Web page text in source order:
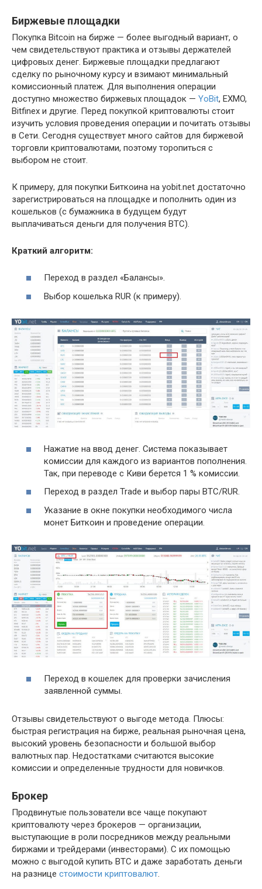
Биржевые площадки
Покупка Bitcoin на бирже — более выгодный вариант, о
чем свидетельствуют практика и отзывы держателей
цифровых денег. Биржевые площадки предлагают
сделку по рыночному курсу и взимают минимальный
комиссионный платеж. Для выполнения операции
доступно множество биржевых площадок — YoBit, EXMO,
Bitfinex и другие. Перед покупкой криптовалюты стоит
изучить условия проведения операции и почитать отзывы
в Сети. Сегодня существует много сайтов для биржевой
торговли криптовалютами, поэтому торопиться с
выбором не стоит.
К примеру, для покупки Биткоина на yobit.net достаточно
зарегистрироваться на площадке и пополнить один из
кошельков (с бумажника в будущем будут
выплачиваться деньги для получения BTC).
Краткий алгоритм:
Переход в раздел «Балансы».
Выбор кошелька RUR (к примеру).
Нажатие на ввод денег. Система показывает
комиссии для каждого из вариантов пополнения.
Так, при переводе с Киви берется 1 % комиссии.
Переход в раздел Trade и выбор пары BTC/RUR.
Указание в окне покупки необходимого числа
монет Биткоин и проведение операции.
Переход в кошелек для проверки зачисления
заявленной суммы.
Отзывы свидетельствуют о выгоде метода. Плюсы:
быстрая регистрация на бирже, реальная рыночная цена,
высокий уровень безопасности и большой выбор
валютных пар. Недостатками считаются высокие
комиссии и определенные трудности для новичков.
Брокер
Продвинутые пользователи все чаще покупают
криптовалюту через брокеров — организации,
выступающие в роли посредников между реальными
биржами и трейдерами (инвесторами). С их помощью
можно с выгодой купить BTC и даже заработать деньги
на разнице стоимости криптовалют.